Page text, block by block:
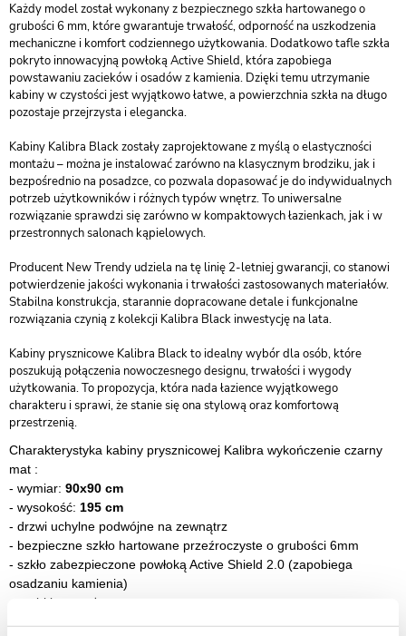
Każdy model został wykonany z bezpiecznego szkła hartowanego o
grubości 6 mm, które gwarantuje trwałość, odporność na uszkodzenia
mechaniczne i komfort codziennego użytkowania. Dodatkowo tafle szkła
pokryto innowacyjną powłoką Active Shield, która zapobiega
powstawaniu zacieków i osadów z kamienia. Dzięki temu utrzymanie
kabiny w czystości jest wyjątkowo łatwe, a powierzchnia szkła na długo
pozostaje przejrzysta i elegancka.
Kabiny Kalibra Black zostały zaprojektowane z myślą o elastyczności
montażu – można je instalować zarówno na klasycznym brodziku, jak i
bezpośrednio na posadzce, co pozwala dopasować je do indywidualnych
potrzeb użytkowników i różnych typów wnętrz. To uniwersalne
rozwiązanie sprawdzi się zarówno w kompaktowych łazienkach, jak i w
przestronnych salonach kąpielowych.
Producent New Trendy udziela na tę linię 2-letniej gwarancji, co stanowi
potwierdzenie jakości wykonania i trwałości zastosowanych materiałów.
Stabilna konstrukcja, starannie dopracowane detale i funkcjonalne
rozwiązania czynią z kolekcji Kalibra Black inwestycję na lata.
Kabiny prysznicowe Kalibra Black to idealny wybór dla osób, które
poszukują połączenia nowoczesnego designu, trwałości i wygody
użytkowania. To propozycja, która nada łazience wyjątkowego
charakteru i sprawi, że stanie się ona stylową oraz komfortową
przestrzenią.
Charakterystyka kabiny prysznicowej Kalibra wykończenie czarny
mat :
- wymiar: 90x90 cm
- wysokość: 195 cm
- drzwi uchylne podwójne na zewnątrz
- bezpieczne szkło hartowane przeźroczyste o grubości 6mm
- szkło zabezpieczone powłoką Active Shield 2.0 (zapobiega
osadzaniu kamienia)
szybki montaż